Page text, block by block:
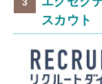
スカウト